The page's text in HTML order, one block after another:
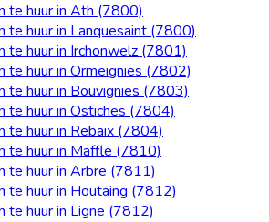
te huur in Ath (7800)
te huur in Lanquesaint (7800)
te huur in Irchonwelz (7801)
te huur in Ormeignies (7802)
te huur in Bouvignies (7803)
te huur in Ostiches (7804)
te huur in Rebaix (7804)
te huur in Maffle (7810)
te huur in Arbre (7811)
te huur in Houtaing (7812)
te huur in Ligne (7812)